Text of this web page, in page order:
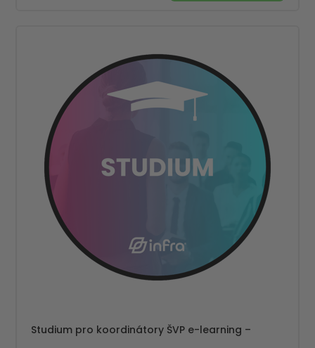
Studium pro koordinátory ŠVP e-learning –